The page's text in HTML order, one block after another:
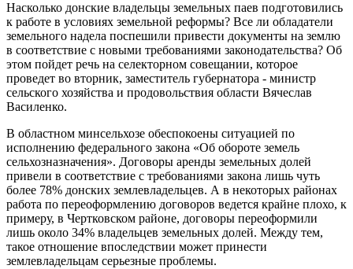
Насколько донские владельцы земельных паев подготовились
к работе в условиях земельной реформы? Все ли обладатели
земельного надела поспешили привести документы на землю
в соответствие с новыми требованиями законодательства? Об
этом пойдет речь на селекторном совещании, которое
проведет во вторник, заместитель губернатора - министр
сельского хозяйства и продовольствия области Вячеслав
Василенко.
В областном минсельхозе обеспокоены ситуацией по
исполнению федерального закона «Об обороте земель
сельхозназначения». Договоры аренды земельных долей
привели в соответствие с требованиями закона лишь чуть
более 78% донских землевладельцев. А в некоторых районах
работа по переоформлению договоров ведется крайне плохо, к
примеру, в Чертковском районе, договоры переоформили
лишь около 34% владельцев земельных долей. Между тем,
такое отношение впоследствии может принести
землевладельцам серьезные проблемы.